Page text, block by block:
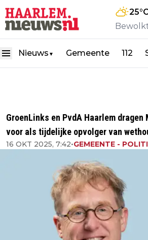
25
Nieuws ▼ Gemeente 112
GroenLinks en PvdA Haarlem dragen
voor als tijdelijke opvolger van
16 OKT 2025, 7:42•GEMEENTE -